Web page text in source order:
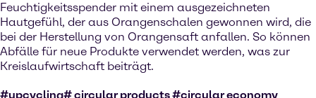
Feuchtigkeitsspender mit einem ausgezeichneten
Hautgefühl, der aus Orangenschalen gewonnen wird, die
bei der Herstellung von Orangensaft anfallen. So können
Abfälle für neue Produkte verwendet werden, was zur
Kreislaufwirtschaft beiträgt.
#upcycling# circular products #circular economy